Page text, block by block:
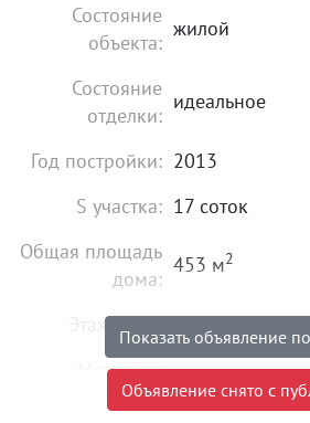
Состояние
объекта:
жилой
Состояние
отделки:
идеальное
Год постройки: 2013
S участка: 17 соток
Общая площадь
дома:
453 м2
Этажность: 3
Материал
постройки:
кирпично-
Показать объявление
Объявление снято с